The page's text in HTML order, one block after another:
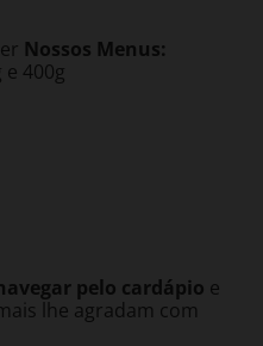
Nossos Menus:
400g
pelo cardápio e
lhe agradam com